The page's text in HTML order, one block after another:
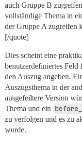
auch Gruppe B
vollständige Thema in
der Gruppe A zugreifen
[/quote]
Dies scheint eine
benutzerdefiniertes
den Auszug angeben.
Auszugsthema in der
ausgefeiltere Version
Thema und ein
zu verfolgen und es zu
wurde.